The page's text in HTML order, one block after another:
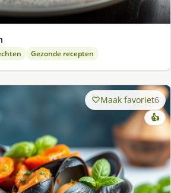
Gezonde recepten
Maak favoriet6
👍